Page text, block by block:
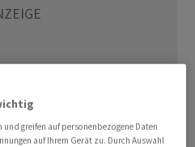
greifen auf personenbezogene Daten
auf Ihrem Gerät zu. Durch Auswahl